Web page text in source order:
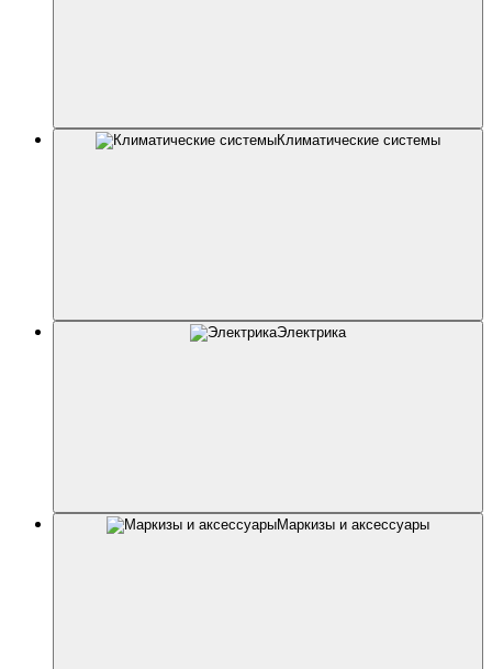
Климатические системы
Электрика
Маркизы и аксессуары